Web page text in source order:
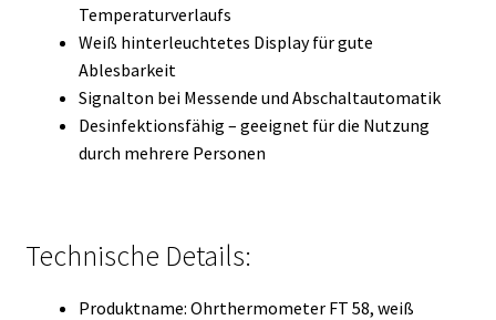
Temperaturverlaufs
Weiß hinterleuchtetes Display für gute
Ablesbarkeit
Signalton bei Messende und Abschaltautomatik
Desinfektionsfähig – geeignet für die Nutzung
durch mehrere Personen
Technische Details:
Produktname: Ohrthermometer FT 58, weiß